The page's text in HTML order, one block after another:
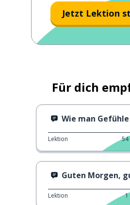
Jetzt Lektion
Für dich
Wie man
Lektion 54
Guten Morgen,
Lektion 1